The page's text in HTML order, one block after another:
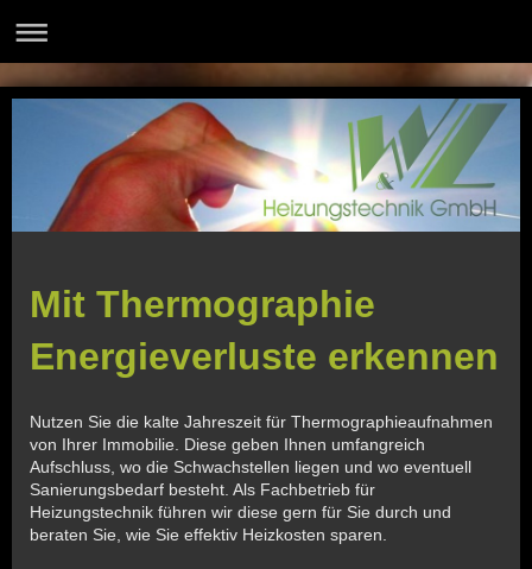
Mit Thermographie
Energieverluste erkennen
Nutzen Sie die kalte Jahreszeit für Thermographieaufnahmen
von Ihrer Immobilie. Diese geben Ihnen umfangreich
Aufschluss, wo die Schwachstellen liegen und wo eventuell
Sanierungsbedarf besteht. Als Fachbetrieb für
Heizungstechnik führen wir diese gern für Sie durch und
beraten Sie, wie Sie effektiv Heizkosten sparen.